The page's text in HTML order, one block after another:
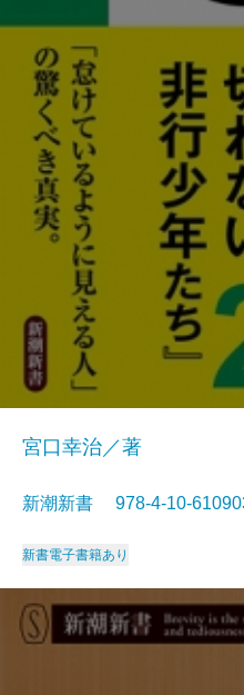
宮口幸治／著
新潮新書 978-4-10-
新書電子書籍あり